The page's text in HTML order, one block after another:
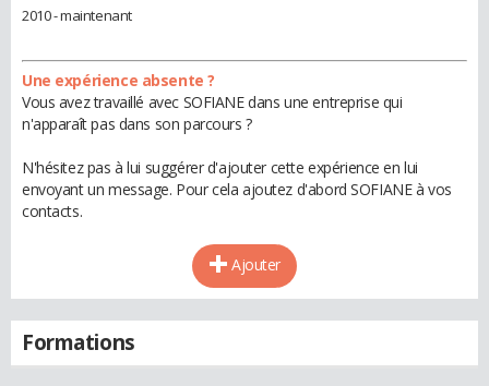
2010 - maintenant
Une expérience absente ?
Vous avez travaillé avec SOFIANE dans une entreprise qui
n'apparaît pas dans son parcours ?
N'hésitez pas à lui suggérer d'ajouter cette expérience en lui
envoyant un message. Pour cela ajoutez d'abord SOFIANE à vos
contacts.
Ajouter
Formations